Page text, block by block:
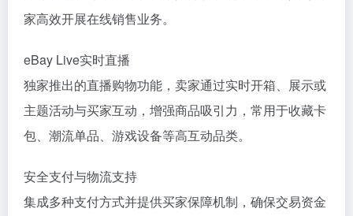
家高效开展在线销售业务。
eBay Live实时直播
独家推出的直播购物功能，卖家通过实时开箱、展示或
主题活动与买家互动，增强商品吸引力，常用于收藏卡
包、潮流单品、游戏设备等高互动品类。
安全支付与物流支持
集成多种支付方式并提供买家保障机制，确保交易资金